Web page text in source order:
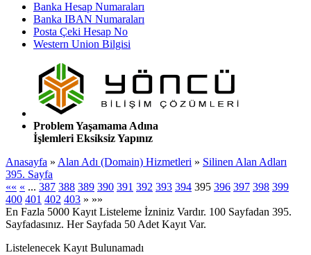
Banka Hesap Numaraları
Banka IBAN Numaraları
Posta Çeki Hesap No
Western Union Bilgisi
Problem Yaşamama Adına
İşlemleri Eksiksiz Yapınız
Anasayfa » Alan Adı (Domain) Hizmetleri » Silinen Alan Adları
395. Sayfa
«« « ... 387 388 389 390 391 392 393 394 395 396 397 398 399
400 401 402 403 » »»
En Fazla 5000 Kayıt Listeleme İzniniz Vardır. 100 Sayfadan 395.
Sayfadasınız. Her Sayfada 50 Adet Kayıt Var.
Listelenecek Kayıt Bulunamadı